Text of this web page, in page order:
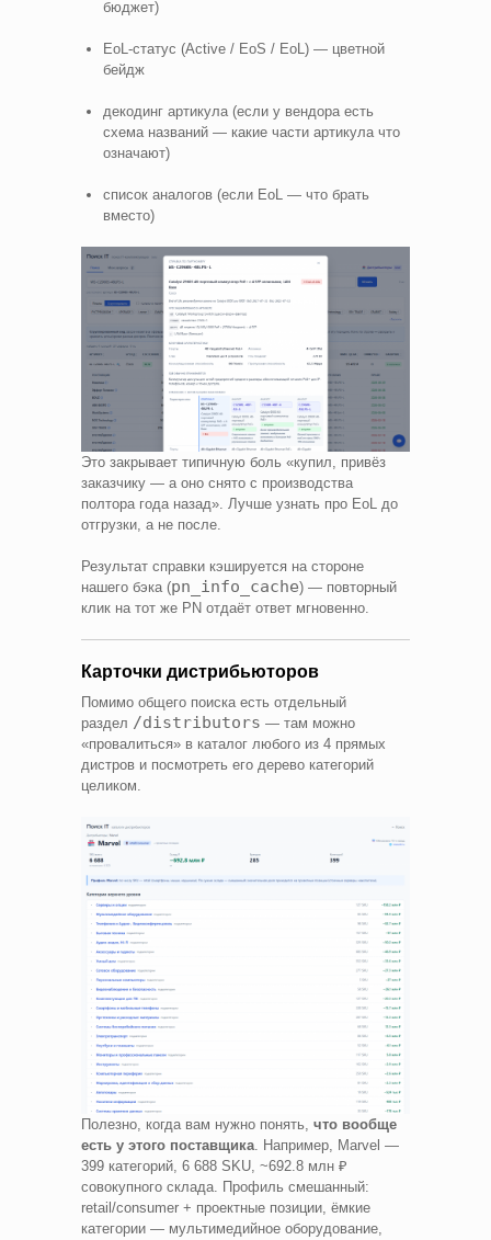
бюджет)
EoL-статус (Active / EoS / EoL) — цветной
бейдж
декодинг артикула (если у вендора есть
схема названий — какие части артикула что
означают)
список аналогов (если EoL — что брать
вместо)
Это закрывает типичную боль «купил, привёз
заказчику — а оно снято с производства
полтора года назад». Лучше узнать про EoL до
отгрузки, а не после.
Результат справки кэшируется на стороне
нашего бэка (pn_info_cache) — повторный
клик на тот же PN отдаёт ответ мгновенно.
Карточки дистрибьюторов
Помимо общего поиска есть отдельный
раздел /distributors — там можно
«провалиться» в каталог любого из 4 прямых
дистров и посмотреть его дерево категорий
целиком.
Полезно, когда вам нужно понять, что вообще
есть у этого поставщика. Например, Marvel —
399 категорий, 6 688 SKU, ~692.8 млн ₽
совокупного склада. Профиль смешанный:
retail/consumer + проектные позиции, ёмкие
категории — мультимедийное оборудование,